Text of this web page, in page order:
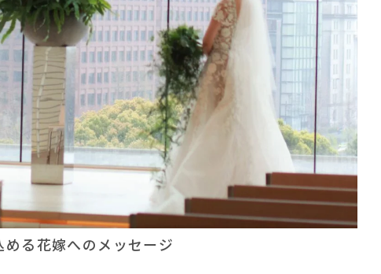
る花嫁へのメッセージ